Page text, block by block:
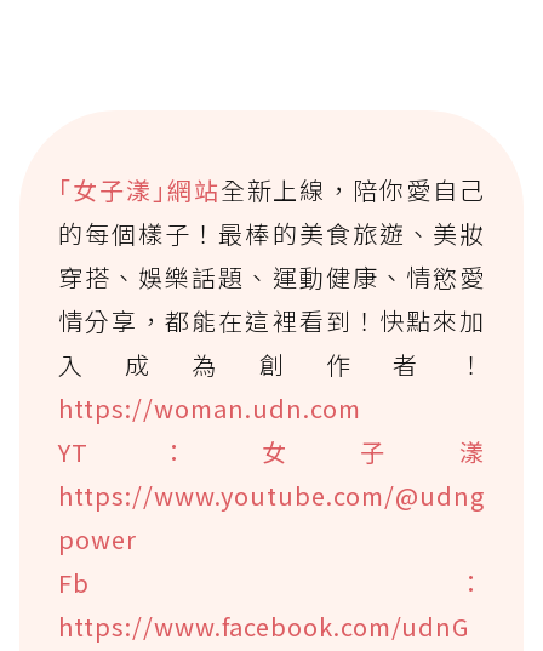
｢女子漾｣網站全新上線，陪你愛自己
的每個樣子！最棒的美食旅遊、美妝
穿搭、娛樂話題、運動健康、情慾愛
情分享，都能在這裡看到！快點來加
入成為創作者！
https://woman.udn.com
YT：女子漾
https://www.youtube.com/@udng
power
Fb：
https://www.facebook.com/udnG